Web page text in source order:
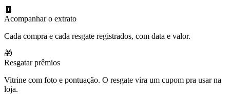
🧾
Acompanhar o extrato
Cada compra e cada resgate registrados, com data e valor.
🎁
Resgatar prêmios
Vitrine com foto e pontuação. O resgate vira um cupom pra usar na
loja.